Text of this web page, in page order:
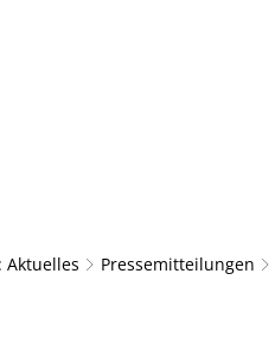
Aktuelles Pressemitteilungen